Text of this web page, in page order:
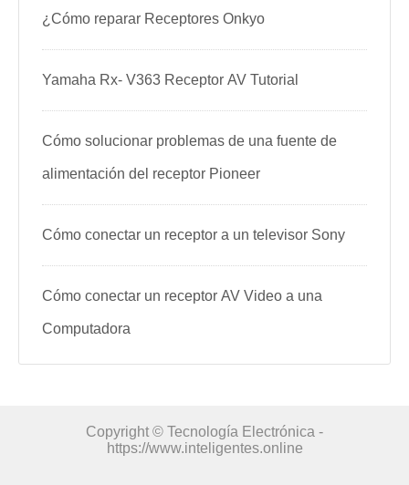
¿Cómo reparar Receptores Onkyo
Yamaha Rx- V363 Receptor AV Tutorial
Cómo solucionar problemas de una fuente de
alimentación del receptor Pioneer
Cómo conectar un receptor a un televisor Sony
Cómo conectar un receptor AV Video a una
Computadora
Copyright © Tecnología Electrónica -
https://www.inteligentes.online